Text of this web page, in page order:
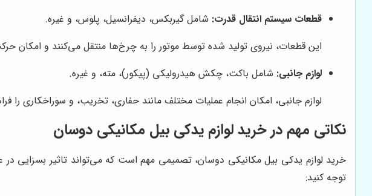
قطعات سیستم انتقال قدرت: شامل گیربکس، دیفرانسیل، پلوس، و غیره.
این قطعات، نیروی تولید شده توسط موتور را به چرخ‌ها منتقل می‌کنند و امکان
لوازم جانبی: شامل باکت، چکش هیدرولیکی (پیکور)، مته، و غیره.
لوازم جانبی، امکان انجام عملیات مختلف مانند حفاری، تخریب، و سوراخکاری
نکاتی مهم در خرید لوازم یدکی بیل مکانیکی دوسان
خرید لوازم یدکی بیل مکانیکی دوسان، تصمیمی مهم است که می‌تواند تاثیر بسزایی
توجه کنید: